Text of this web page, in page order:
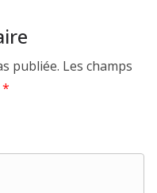
publiée. Les champs
*